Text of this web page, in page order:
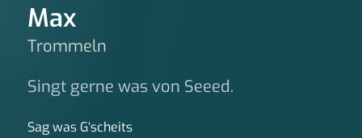
Max
Trommeln
Singt gerne was von Seeed.
Sag was G‘scheits